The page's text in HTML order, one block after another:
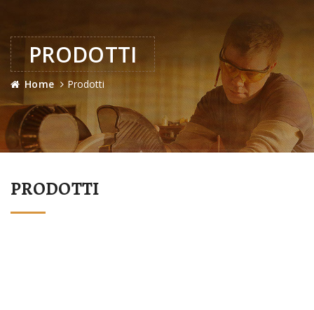
PRODOTTI
Home Prodotti
PRODOTTI